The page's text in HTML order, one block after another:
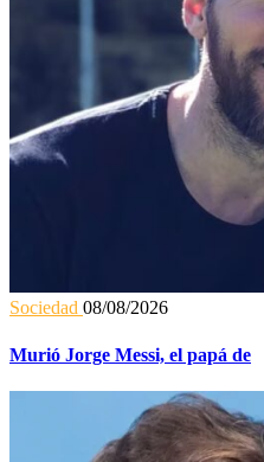
Sociedad 08/08/2026
Murió Jorge Messi, el papá de